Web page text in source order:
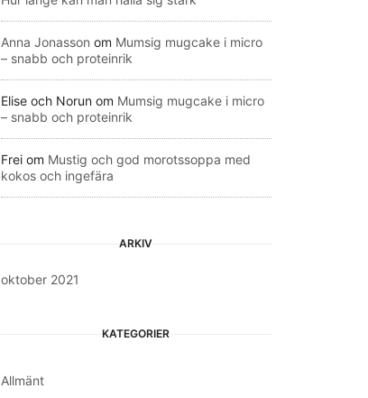
Anna Jonasson om Mumsig mugcake i micro
– snabb och proteinrik
Elise och Norun om Mumsig mugcake i micro
– snabb och proteinrik
Frei om Mustig och god morotssoppa med
kokos och ingefära
ARKIV
oktober 2021
KATEGORIER
Allmänt